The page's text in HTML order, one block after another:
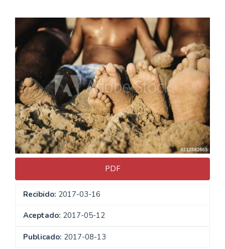
Barra
lateral
del
artículo
PDF
Recibido: 2017-03-16
Aceptado: 2017-05-12
Publicado: 2017-08-13